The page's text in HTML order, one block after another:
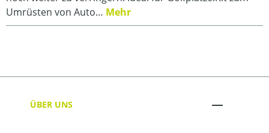
Umrüsten von Auto… Mehr
ÜBER UNS